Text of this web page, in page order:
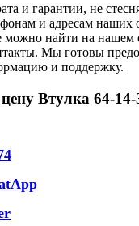
и гарантии, не
и адресам наших
можно найти на нашем
Мы готовы
и поддержку.
Втулка 64-14-